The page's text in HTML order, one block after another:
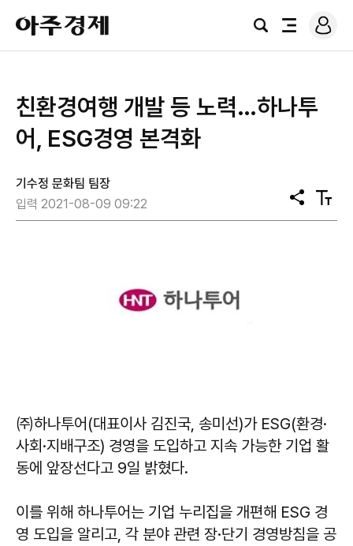
아
주
경
검
전
로
그
친환경여행 개발 등 노력…하나투
어, ESG경영 본격화
기수정 문화팀 팀장
입력 2021-08-09 09:22
공
유
텍
스
㈜하나투어(대표이사 김진국, 송미선)가 ESG(환경·
사회·지배구조) 경영을 도입하고 지속 가능한 기업 활
동에 앞장선다고 9일 밝혔다.
이를 위해 하나투어는 기업 누리집을 개편해 ESG 경
영 도입을 알리고, 각 분야 관련 장·단기 경영방침을 공